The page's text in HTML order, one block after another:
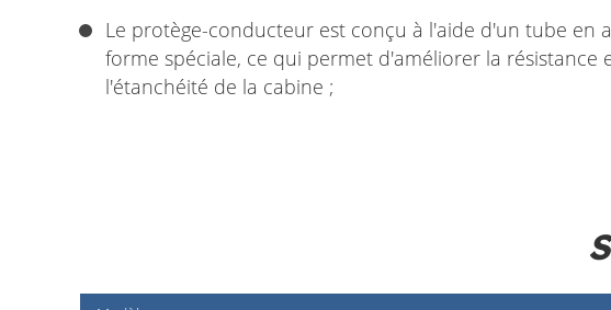
Le protège-conducteur est conçu à l'aide d'un tube en
forme spéciale, ce qui permet d'améliorer la résistance
l'étanchéité de la cabine ;